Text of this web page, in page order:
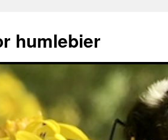
humlebier